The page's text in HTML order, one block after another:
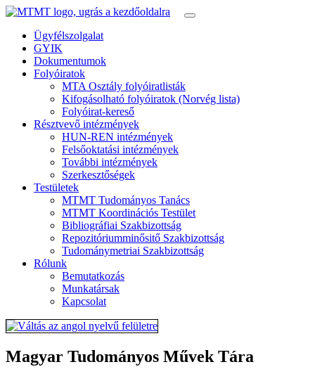
Ügyfélszolgalat
GYIK
Dokumentumok
Folyóiratok
MTA Osztály folyóiratlisták
Kifogásolható folyóiratok (Norvég lista)
Folyóirat-kereső
Résztvevő intézmények
HUN-REN intézmények
Felsőoktatási intézmények
További intézmények
Szerkesztőségek
Testületek
MTMT Tudományos Tanács
MTMT Koordinációs Testület
Bibliográfiai Szakbizottság
Repozitóriumminősitő Szakbizottság
Tudománymetriai Szakbizottság
Rólunk
Bemutatkozás
Munkatársak
Kapcsolat
Magyar Tudományos Művek Tára